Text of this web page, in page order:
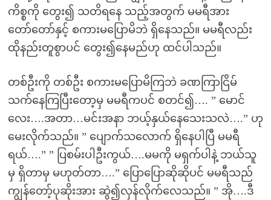
ကိစ္စကို တွေး၍ သတိရနေ သည့်အတွက် မမရီအား
တော်တော်နှင့် စကားမပြောမိဘဲ ရှိနေသည်။ မမရီလည်း
ထိုနည်းတူစွာပင် တွေး၍နေမည်ဟု ထင်ပါသည်။
တစ်ဦးကို တစ်ဦး စကားမပြောမိကြဘဲ ခဏကြာငြိမ်
သက်နေကြပြီးတော့မှ မမရီကပင် စတင်၍…. ” မောင်
လေး….အတာ…မင်းအနာ ဘယ့်နှယ်နေသေးသလဲ….” ဟု
မေးလိုက်သည်။ ” ပျောက်သလောက် ရှိနေပါပြီ မမရီ
ရယ်….” ” ပြစမ်းပါဦးကွယ်….မမကို မရှက်ပါနဲ့ ဘယ်သူ
မှ ရှိတာမှ မဟုတ်တာ….” ပြောပြောဆိုဆိုပင် မမရီသည်
ကျွန်တော့်ပုဆိုးအား ဆွဲ၍လှန်လိုက်လေသည်။ ” အို….ဒီ